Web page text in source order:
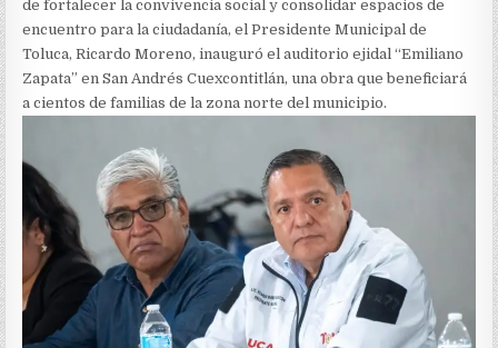
de fortalecer la convivencia social y consolidar espacios de
encuentro para la ciudadanía, el Presidente Municipal de
Toluca, Ricardo Moreno, inauguró el auditorio ejidal “Emiliano
Zapata” en San Andrés Cuexcontitlán, una obra que beneficiará
a cientos de familias de la zona norte del municipio.